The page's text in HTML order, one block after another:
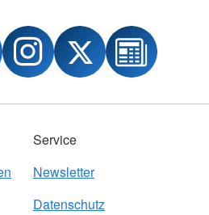
Service
Newsletter
Datenschutz